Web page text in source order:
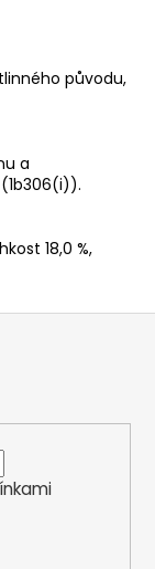
původu,
a
18,0 %,